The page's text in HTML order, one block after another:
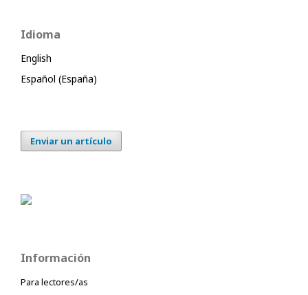
Idioma
English
Español (España)
Enviar un artículo
Información
Para lectores/as